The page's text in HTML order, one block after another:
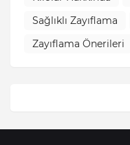
Sağlıklı Zayıflama
Zayıflama Önerileri